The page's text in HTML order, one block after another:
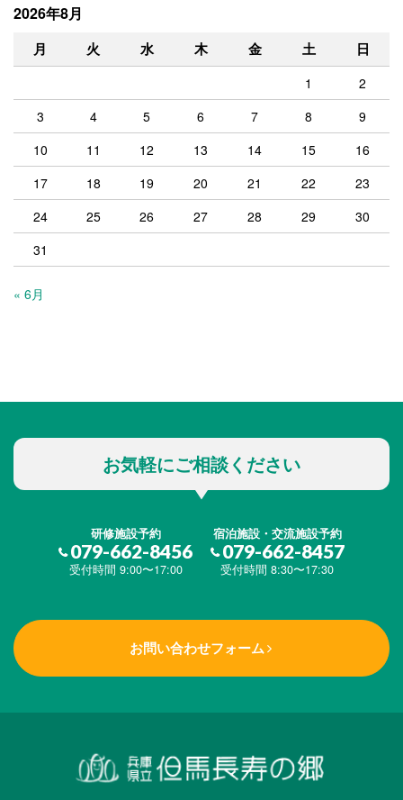
2026年8月
月 火 水 木 金 土 日
1
2
3
4 5 6 7 8
9
10
11 12 13 14 15
16
17
18 19 20 21 22
23
24
25 26 27 28 29
30
31
« 6月
お気軽にご相談ください
研修施設予約
079-662-8456
受付時間 9:00〜17:00
宿泊施設・交流施設予約
079-662-8457
受付時間 8:30〜17:30
お問い合わせフォーム